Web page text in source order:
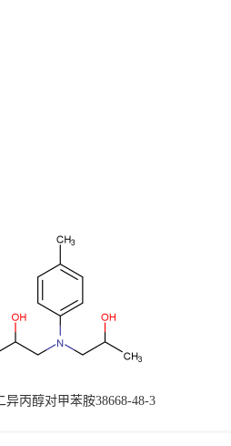
异丙醇对甲苯胺38668-48-3